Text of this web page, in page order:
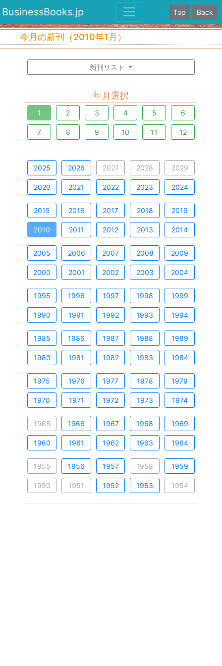
BusinessBooks.jp Top Back
今月の新刊（2010年1月）
新刊リスト
年月選択
1 2 3 4 5 6
7 8 9 10 11 12
2025 2026 2027 2028 2029
2020 2021 2022 2023 2024
2015 2016 2017 2018 2019
2010 2011 2012 2013 2014
2005 2006 2007 2008 2009
2000 2001 2002 2003 2004
1995 1996 1997 1998 1999
1990 1991 1992 1993 1994
1985 1986 1987 1988 1989
1980 1981 1982 1983 1984
1975 1976 1977 1978 1979
1970 1971 1972 1973 1974
1965 1966 1967 1968 1969
1960 1961 1962 1963 1964
1955 1956 1957 1958 1959
1950 1951 1952 1953 1954